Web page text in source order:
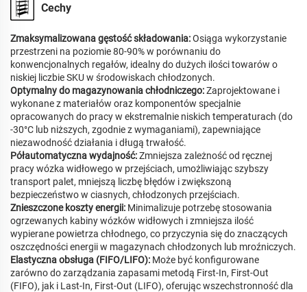
Cechy
Zmaksymalizowana gęstość składowania:Osiąga wykorzystanie
przestrzeni na poziomie 80-90% w porównaniu do
konwencjonalnych regałów, idealny do dużych ilości towarów o
niskiej liczbie SKU w środowiskach chłodzonych.
Optymalny do magazynowania chłodniczego:Zaprojektowane i
wykonane z materiałów oraz komponentów specjalnie
opracowanych do pracy w ekstremalnie niskich temperaturach (do
-30°C lub niższych, zgodnie z wymaganiami), zapewniające
niezawodność działania i długą trwałość.
Półautomatyczna wydajność:Zmniejsza zależność od ręcznej
pracy wózka widłowego w przejściach, umożliwiając szybszy
transport palet, mniejszą liczbę błędów i zwiększoną
bezpieczeństwo w ciasnych, chłodzonych przejściach.
Znieszczone koszty energii: Minimalizuje potrzebę stosowania
ogrzewanych kabiny wózków widłowych i zmniejsza ilość
wypierane powietrza chłodnego, co przyczynia się do znaczących
oszczędności energii w magazynach chłodzonych lub mroźniczych.
Elastyczna obsługa (FIFO/LIFO): Może być konfigurowane
zarówno do zarządzania zapasami metodą First-In, First-Out
(FIFO), jak i Last-In, First-Out (LIFO), oferując wszechstronność dla